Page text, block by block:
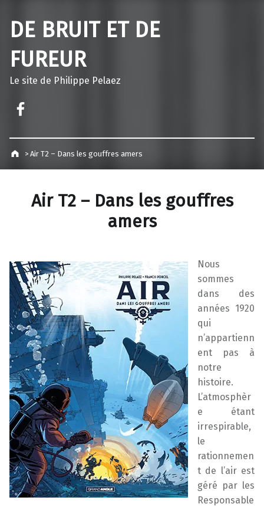
DE BRUIT ET DE
FUREUR
Le site de Philippe Pelaez
> Air T2 – Dans les gouffres amers
Air T2 – Dans les gouffres
amers
Nous
sommes
dans des
années 1920
qui
n’appartienn
ent pas à
notre
histoire.
L’atmosphèr
e étant
irrespirable,
le
rationnemen
t de l’air est
géré par les
Responsable